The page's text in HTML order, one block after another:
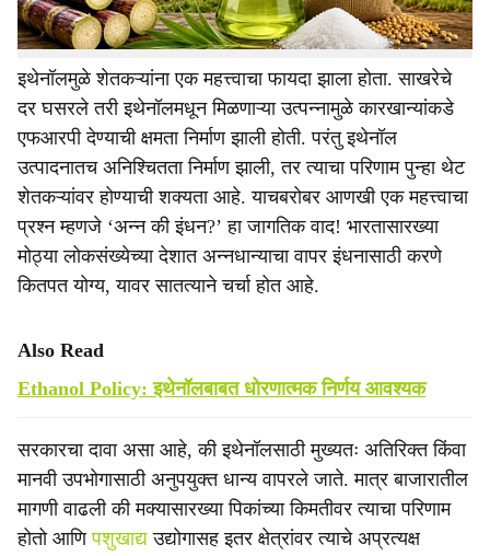
आणि स्थिर धोरणच काळाची गरज आहे.
इथेनॉलमुळे शेतकऱ्यांना एक महत्त्वाचा फायदा झाला होता. साखरेचे
दर घसरले तरी इथेनॉलमधून मिळणाऱ्या उत्पन्नामुळे कारखान्यांकडे
एफआरपी देण्याची क्षमता निर्माण झाली होती. परंतु इथेनॉल
उत्पादनातच अनिश्चितता निर्माण झाली, तर त्याचा परिणाम पुन्हा थेट
शेतकऱ्यांवर होण्याची शक्यता आहे. याचबरोबर आणखी एक महत्त्वाचा
प्रश्न म्हणजे ‘अन्न की इंधन?’ हा जागतिक वाद! भारतासारख्या
मोठ्या लोकसंख्येच्या देशात अन्नधान्याचा वापर इंधनासाठी करणे
कितपत योग्य, यावर सातत्याने चर्चा होत आहे.
Also Read
Ethanol Policy: इथेनॉलबाबत धोरणात्मक निर्णय आवश्यक
सरकारचा दावा असा आहे, की इथेनॉलसाठी मुख्यतः अतिरिक्त किंवा
मानवी उपभोगासाठी अनुपयुक्त धान्य वापरले जाते. मात्र बाजारातील
मागणी वाढली की मक्यासारख्या पिकांच्या किमतीवर त्याचा परिणाम
होतो आणिपशुखाद्यउद्योगासह इतर क्षेत्रांवर त्याचे अप्रत्यक्ष